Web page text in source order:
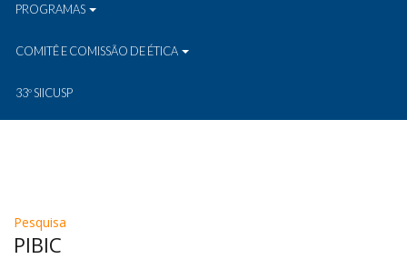
PROGRAMAS
COMITÊ E COMISSÃO DE ÉTICA
33º SIICUSP
Pesquisa
PIBIC